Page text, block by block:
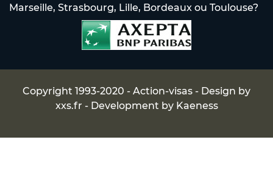
Marseille, Strasbourg, Lille, Bordeaux ou Toulouse?
Copyright 1993-2020 - Action-visas - Design by
xxs.fr - Development by Kaeness